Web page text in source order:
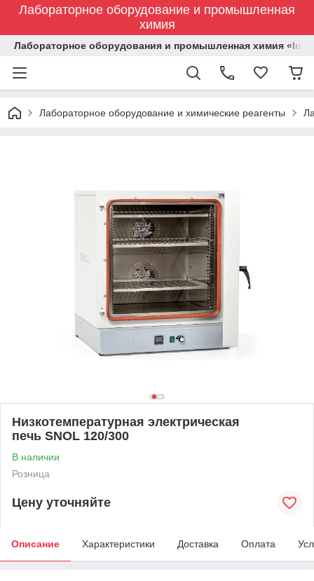
Лабораторное оборудование и промышленная
химия
Лабораторное оборудования и промышленная химия
Лабораторное оборудование и химические реагенты
Низкотемпературная электрическая
печь SNOL 120/300
В наличии
Розница
Цену уточняйте
Описание Характеристики Доставка Оплата